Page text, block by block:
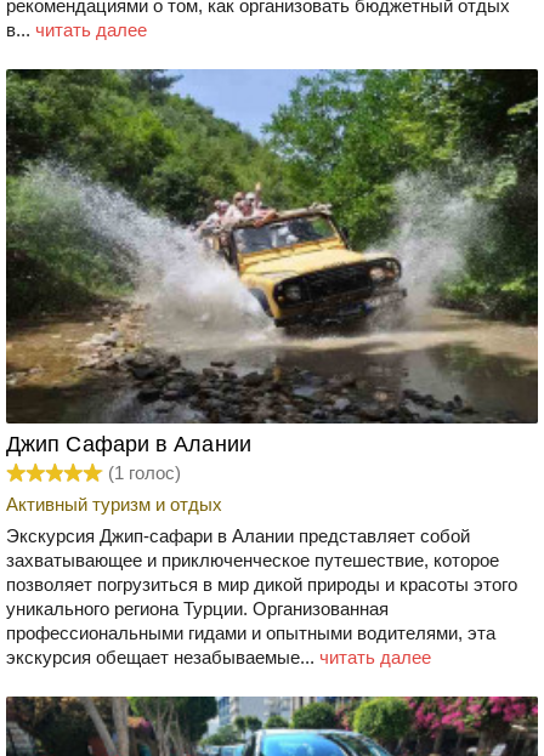
рекомендациями о том, как организовать бюджетный отдых
в... читать далее
Джип Сафари в Алании
(1 голос)
Активный туризм и отдых
Экскурсия Джип-сафари в Алании представляет собой
захватывающее и приключенческое путешествие, которое
позволяет погрузиться в мир дикой природы и красоты этого
уникального региона Турции. Организованная
профессиональными гидами и опытными водителями, эта
экскурсия обещает незабываемые... читать далее